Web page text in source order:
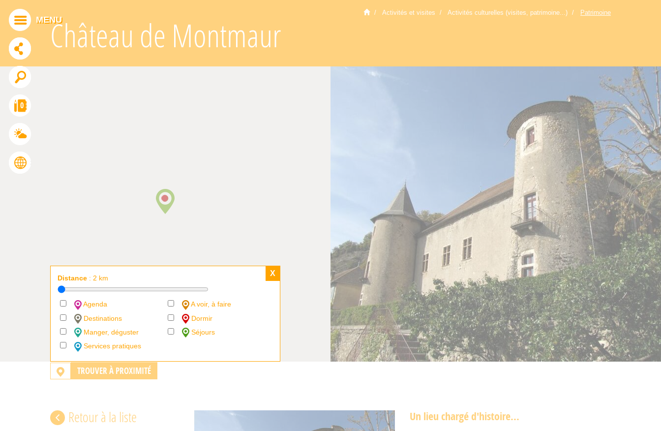
Activités et visites Activités culturelles (visites, patrimoine...) Patrimoine
Château de Montmaur
TROUVER À PROXIMITÉ
X
Distance : 2 km
Agenda
A voir, à faire
Destinations
Dormir
Manger, déguster
Séjours
Services pratiques
Retour à la liste
Un lieu chargé d'histoire...
MENU
ADDTHIS EST DÉSACTIVÉ. Autoriser
0
FRANÇAIS